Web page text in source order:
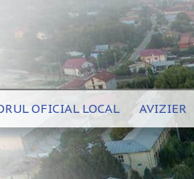
OFICIAL LOCAL AVIZIER